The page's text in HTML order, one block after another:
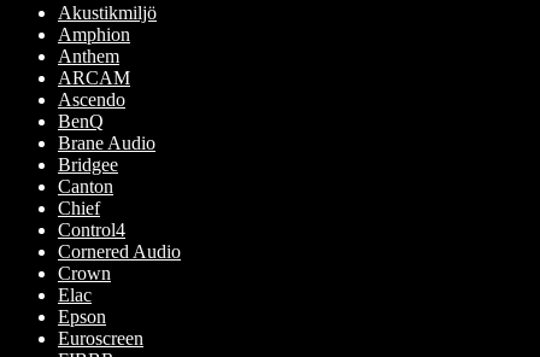
Akustikmiljö
Amphion
Anthem
ARCAM
Ascendo
BenQ
Brane Audio
Bridgee
Canton
Chief
Control4
Cornered Audio
Crown
Elac
Epson
Euroscreen